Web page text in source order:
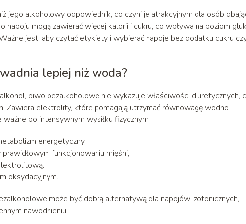
jego alkoholowy odpowiednik, co czyni je atrakcyjnym dla osób
napoju mogą zawierać więcej kalorii i cukru, co wpływa na poziom
jest, aby czytać etykiety i wybierać napoje bez dodatku cukru
lepiej niż woda?
piwo bezalkoholowe nie wykazuje właściwości diuretycznych,
Zawiera elektrolity, które pomagają utrzymać równowagę wodno-
po intensywnym wysiłku fizycznym:
energetyczny,
funkcjonowaniu mięśni,
oksydacyjnym.
może być dobrą alternatywą dla napojów izotonicznych,
nawodnieniu.